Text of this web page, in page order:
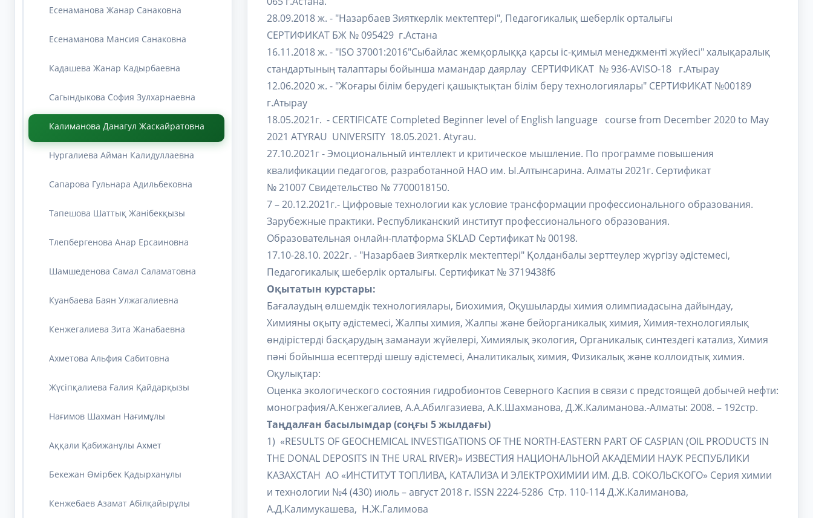
Есенаманова Жанар Санаковна
Есенаманова Мансия Санаковна
Кадашева Жанар Кадырбаевна
Сагындыкова София Зулхарнаевна
Калиманова Данагул Жаскайратовна
Нургалиева Айман Калидуллаевна
Сапарова Гульнара Адильбековна
Тапешова Шаттық Жанібекқызы
Тлепбергенова Анар Ерсаиновна
Шамшеденова Самал Саламатовна
Куанбаева Баян Улжагалиевна
Кенжегалиева Зита Жанабаевна
Ахметова Альфия Сабитовна
Жүсіпқалиева Ғалия Қайдарқызы
Нағимов Шахман Нағимұлы
Аққали Қабижанұлы Ахмет
Бекежан Өмірбек Қадырханұлы
Кенжебаев Азамат Абілқайырұлы
28.09.2018 ж. - "Назарбаев Зияткерлік мектептері", Педагогикалық шеберлік орталығы
СЕРТИФИКАТ БЖ № 095429 г.Астана
16.11.2018 ж. - "ISO 37001:2016"Сыбайлас жемқорлыққа қарсы іс-қимыл менеджменті жүйесі" халықаралық
стандартының талаптары бойынша мамандар даярлау СЕРТИФИКАТ № 936-AVISO-18 г.Атырау
12.06.2020 ж. - "Жоғары білім берудегі қашықтықтан білім беру технологиялары" СЕРТИФИКАТ №00189
г.Атырау
18.05.2021г. - CERTIFICATE Completed Beginner level of English language course from December 2020 to May
2021 ATYRAU UNIVERSITY 18.05.2021. Atyrau.
27.10.2021г - Эмоциональный интеллект и критическое мышление. По программе повышения
квалификации педагогов, разработанной НАО им. Ы.Алтынсарина. Алматы 2021г. Сертификат
№ 21007 Свидетельство № 7700018150.
7 – 20.12.2021г.- Цифровые технологии как условие трансформации профессионального образования.
Зарубежные практики. Республиканский институт профессионального образования.
Образовательная онлайн-платформа SKLAD Сертификат № 00198.
17.10-28.10. 2022г. - "Назарбаев Зияткерлік мектептері" Қолданбалы зерттеулер жүргізу әдістемесі,
Педагогикалық шеберлік орталығы. Сертификат № 3719438f6
Оқытатын курстары:
Бағалаудың өлшемдік технологиялары, Биохимия, Оқушыларды химия олимпиадасына дайындау,
Химияны оқыту әдістемесі, Жалпы химия, Жалпы және бейорганикалық химия, Химия-технологиялық
өндірістерді басқарудың заманауи жүйелері, Химиялық экология, Органикалық синтездегі катализ, Химия
пәні бойынша есептерді шешу әдістемесі, Аналитикалық химия, Физикалық және коллоидтық химия.
Оқулықтар:
Оценка экологического состояния гидробионтов Северного Каспия в связи с предстоящей добычей нефти:
монография/А.Кенжегалиев, А.А.Абилгазиева, А.К.Шахманова, Д.Ж.Калиманова.-Алматы: 2008. – 192стр.
Таңдалған басылымдар (соңғы 5 жылдағы)
1) «RESULTS OF GEOCHEMICAL INVESTIGATIONS OF THE NORTH-EASTERN PART OF CASPIAN (OIL PRODUCTS IN
THE DONAL DEPOSITS IN THE URAL RIVER)» ИЗВЕСТИЯ НАЦИОНАЛЬНОЙ АКАДЕМИИ НАУК РЕСПУБЛИКИ
КАЗАХСТАН АО «ИНСТИТУТ ТОПЛИВА, КАТАЛИЗА И ЭЛЕКТРОХИМИИ ИМ. Д.В. СОКОЛЬСКОГО» Серия химии
и технологии №4 (430) июль – август 2018 г. ISSN 2224-5286 Стр. 110-114 Д.Ж.Калиманова,
А.Д.Калимукашева, Н.Ж.Галимова